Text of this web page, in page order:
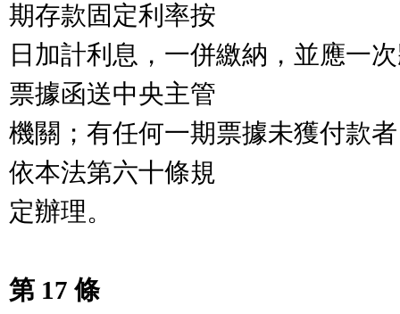
期存款固定利率按
日加計利息，一併繳納，並應一
票據函送中央主管
機關；有任何一期票據未獲付款
依本法第六十條規
定辦理。
第 17 條